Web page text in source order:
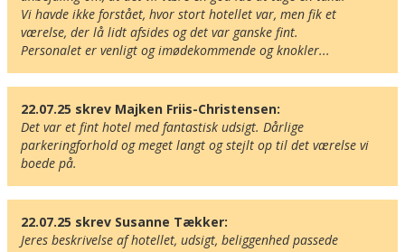
Vi havde ikke forstået, hvor stort hotellet var, men fik et
værelse, der lå lidt afsides og det var ganske fint.
Personalet er venligt og imødekommende og knokler...
22.07.25 skrev Majken Friis-Christensen:
Det var et fint hotel med fantastisk udsigt. Dårlige
parkeringforhold og meget langt og stejlt op til det værelse vi
boede på.
22.07.25 skrev Susanne Tækker:
Jeres beskrivelse af hotellet, udsigt, beliggenhed passede